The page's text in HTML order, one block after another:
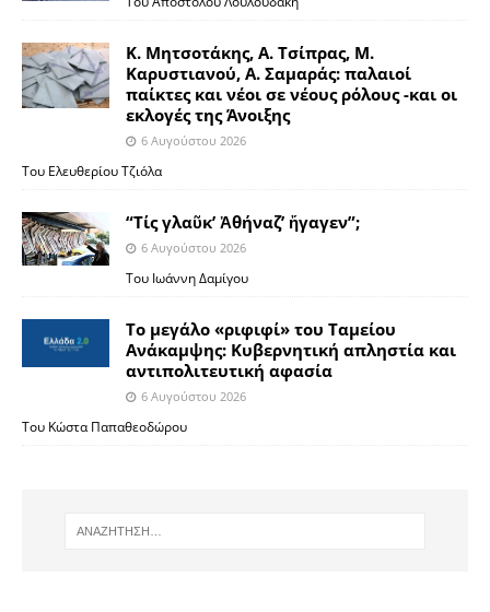
Κ. Μητσοτάκης, Α. Τσίπρας, Μ.
Καρυστιανού, Α. Σαμαράς: παλαιοί
παίκτες και νέοι σε νέους ρόλους -και οι
εκλογές της Άνοιξης
6 Αυγούστου 2026
Του Ελευθερίου Τζιόλα
“Τίς γλαῦκ’ Ἀθήναζ’ ἤγαγεν”;
6 Αυγούστου 2026
Του Ιωάννη Δαμίγου
Το μεγάλο «ριφιφί» του Ταμείου
Ανάκαμψης: Κυβερνητική απληστία και
αντιπολιτευτική αφασία
6 Αυγούστου 2026
Του Κώστα Παπαθεοδώρου